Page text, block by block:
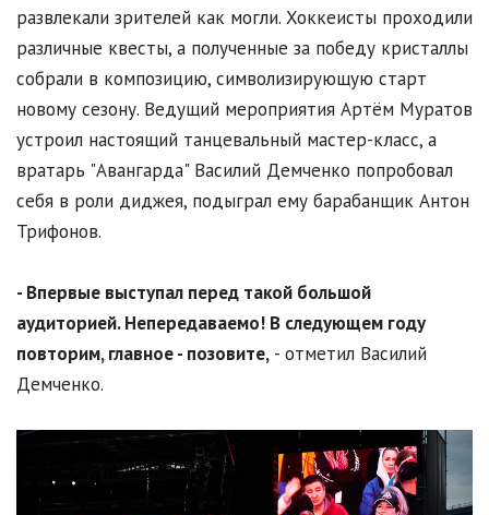
развлекали зрителей как могли. Хоккеисты проходили
различные квесты, а полученные за победу кристаллы
собрали в композицию, символизирующую старт
новому сезону. Ведущий мероприятия Артём Муратов
устроил настоящий танцевальный мастер-класс, а
вратарь "Авангарда" Василий Демченко попробовал
себя в роли диджея, подыграл ему барабанщик Антон
Трифонов.
- Впервые выступал перед такой большой
аудиторией. Непередаваемо! В следующем году
повторим, главное - позовите, - отметил Василий
Демченко.